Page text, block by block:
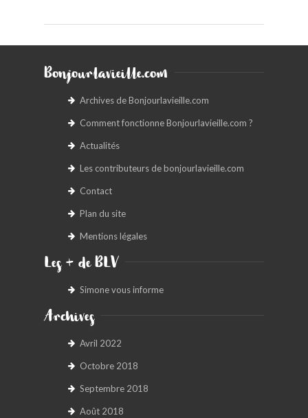
Bonjourlavieille.com
Archives de Bonjourlavieille.com
Comment fonctionne Bonjourlavieille.com ?
Actualités
Les contributeurs de bonjourlavieille.com
Contact
Plan du site
Mentions légales
Les + de BLV
Simone vous informe
Archives
Avril 2022
Octobre 2018
Septembre 2018
Août 2018